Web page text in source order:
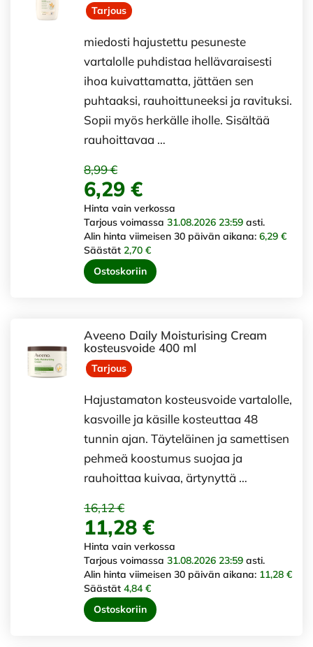
Tarjous
miedosti hajustettu pesuneste
vartalolle puhdistaa hellävaraisesti
ihoa kuivattamatta, jättäen sen
puhtaaksi, rauhoittuneeksi ja ravituksi.
Sopii myös herkälle iholle. Sisältää
rauhoittavaa …
8,99 €
6,29 €
Hinta vain verkossa
Tarjous voimassa 31.08.2026 23:59 asti.
Alin hinta viimeisen 30 päivän aikana: 6,29 €
Säästät 2,70 €
Ostoskoriin
Aveeno Daily Moisturising Cream
kosteusvoide 400 ml
Tarjous
Hajustamaton kosteusvoide vartalolle,
kasvoille ja käsille kosteuttaa 48
tunnin ajan. Täyteläinen ja samettisen
pehmeä koostumus suojaa ja
rauhoittaa kuivaa, ärtynyttä …
16,12 €
11,28 €
Hinta vain verkossa
Tarjous voimassa 31.08.2026 23:59 asti.
Alin hinta viimeisen 30 päivän aikana: 11,28 €
Säästät 4,84 €
Ostoskoriin